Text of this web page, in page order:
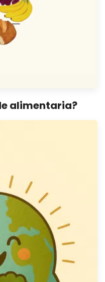
alimentaria?